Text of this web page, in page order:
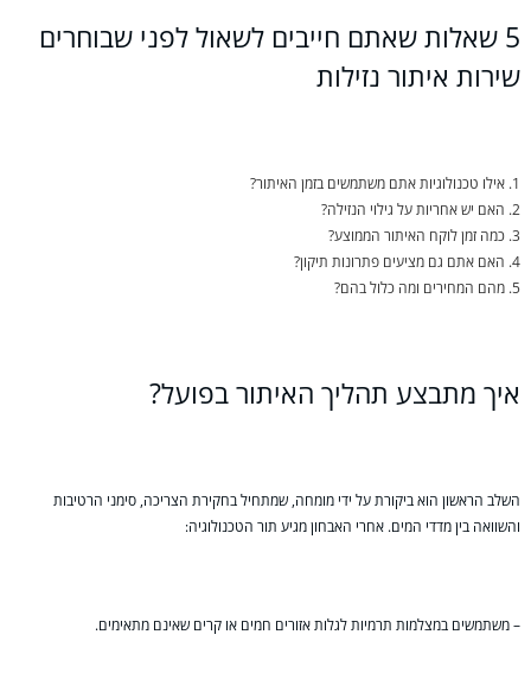
5 שאלות שאתם חייבים לשאול לפני שבוחרים
שירות איתור נזילות
אילו טכנולוגיות אתם משתמשים בזמן האיתור?
האם יש אחריות על גילוי הנזילה?
כמה זמן לוקח האיתור הממוצע?
האם אתם גם מציעים פתרונות תיקון?
מהם המחירים ומה כלול בהם?
איך מתבצע תהליך האיתור בפועל?
השלב הראשון הוא ביקורת על ידי מומחה, שמתחיל בחקירת הצריכה, סימני הרטיבות
והשוואה בין מדדי המים. אחרי האבחון מגיע תור הטכנולוגיה:
– משתמשים במצלמות תרמיות לגלות אזורים חמים או קרים שאינם מתאימים.